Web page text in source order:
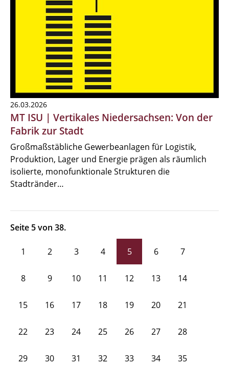
26.03.2026
MT ISU | Vertikales Niedersachsen: Von der
Fabrik zur Stadt
Großmaßstäbliche Gewerbeanlagen für Logistik,
Produktion, Lager und Energie prägen als räumlich
isolierte, monofunktionale Strukturen die
Stadtränder…
Seite 5 von 38.
1 2 3 4 5 6 7
8 9 10 11 12 13 14
15 16 17 18 19 20 21
22 23 24 25 26 27 28
29 30 31 32 33 34 35